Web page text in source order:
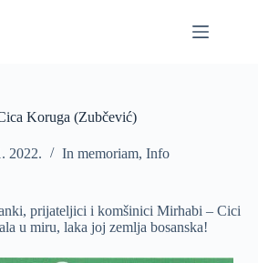
Koruga (Zubčević)
2022. In memoriam, Info
prijateljici i komšinici Mirhabi – Cici
u miru, laka joj zemlja bosanska!